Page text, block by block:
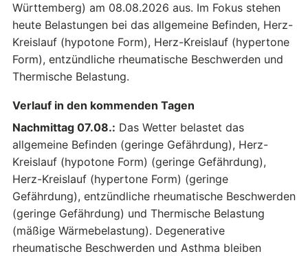
Württemberg) am 08.08.2026 aus. Im Fokus stehen
heute Belastungen bei das allgemeine Befinden, Herz-
Kreislauf (hypotone Form), Herz-Kreislauf (hypertone
Form), entzündliche rheumatische Beschwerden und
Thermische Belastung.
Verlauf in den kommenden Tagen
Nachmittag 07.08.: Das Wetter belastet das
allgemeine Befinden (geringe Gefährdung), Herz-
Kreislauf (hypotone Form) (geringe Gefährdung),
Herz-Kreislauf (hypertone Form) (geringe
Gefährdung), entzündliche rheumatische Beschwerden
(geringe Gefährdung) und Thermische Belastung
(mäßige Wärmebelastung). Degenerative
rheumatische Beschwerden und Asthma bleiben